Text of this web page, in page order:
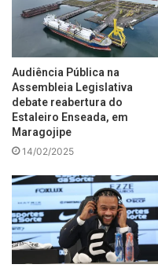
Audiência Pública na
Assembleia Legislativa
debate reabertura do
Estaleiro Enseada, em
Maragojipe
14/02/2025